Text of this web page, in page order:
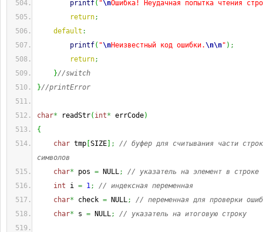
printf( "\nОшибка! Неудачная попытка чтения
return;
default :
printf( "\nНеизвестный код ошибки.\n\n" ) ;
return;
}//switch
}//printError
char* readStr( int* errCode)
{
char tmp SIZE ;
// буфер для считывания части
символов
char* pos = NULL;
// указатель на элемент в строке
int i = 1;
// индексная переменная
char* check = NULL;
// переменная для проверки
char* s = NULL; // указатель на итоговую строку